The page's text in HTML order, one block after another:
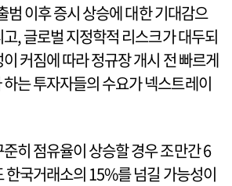
범 이후 증시 상승에 대한 기대감으
, 글로벌 지정학적 리스크가 대두되
커짐에 따라 정규장 개시 전 빠르게
는 투자자들의 수요가 넥스트레이
히 점유율이 상승할 경우 조만간 6
한국거래소의 15%를 넘길 가능성이